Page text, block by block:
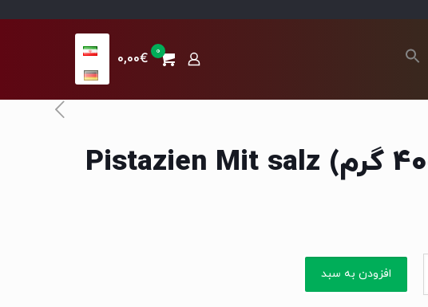
0
0,00€
افزودن به سبد